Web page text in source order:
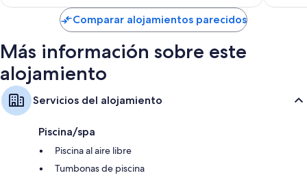
de
162 €
Comparar alojamientos parecidos
Más información sobre este
alojamiento
Servicios del alojamiento
Piscina/spa
Piscina al aire libre
Tumbonas de piscina